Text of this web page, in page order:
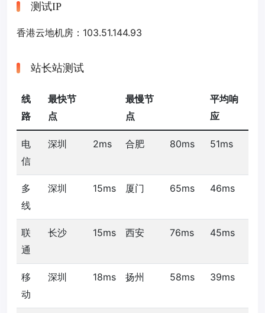
测试IP
香港云地机房：103.51.144.93
站长站测试
线
路
最快节
点
最慢节
点
平均响
应
电
信
深圳 2ms 合肥 80ms 51ms
多
线
深圳 15ms 厦门 65ms 46ms
联
通
长沙 15ms 西安 76ms 45ms
移
动
深圳 18ms 扬州 58ms 39ms